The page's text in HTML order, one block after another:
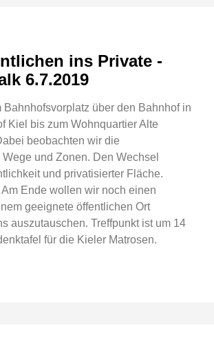
ins Private -
6.7.2019
Bahnhofsvorplatz über den Bahnhof in
Kiel bis zum Wohnquartier Alte
beobachten wir die
und Zonen. Den Wechsel
und privatisierter Fläche.
Am Ende wollen wir noch einen
geeignete öffentlichen Ort
auszutauschen. Treffpunkt ist um 14
für die Kieler Matrosen.